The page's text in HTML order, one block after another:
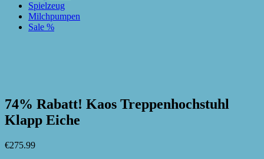
Spielzeug
Milchpumpen
Sale %
74% Rabatt! Kaos Treppenhochstuhl
Klapp Eiche
€275.99